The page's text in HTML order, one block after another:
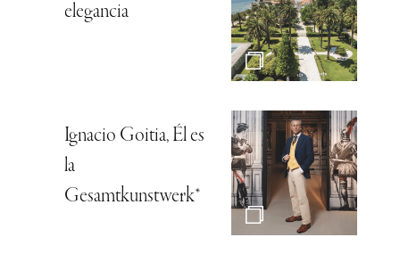
elegancia
Ignacio Goitia, Él es
la
Gesamtkunstwerk*